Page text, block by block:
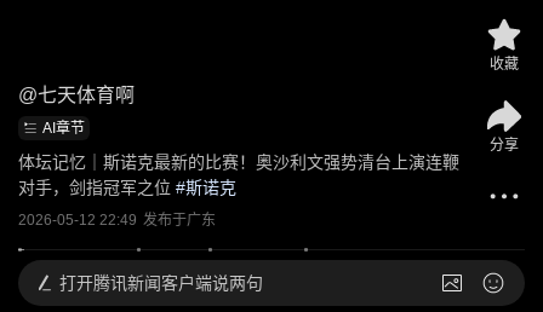
@七天体育啊
AI章节
体坛记忆｜斯诺克最新的比赛！奥沙利文强势清台上演连鞭
对手，剑指冠军之位 #斯诺克
2026-05-12 22:49 发布于广东
收藏
分享
打开腾讯新闻客户端说两句